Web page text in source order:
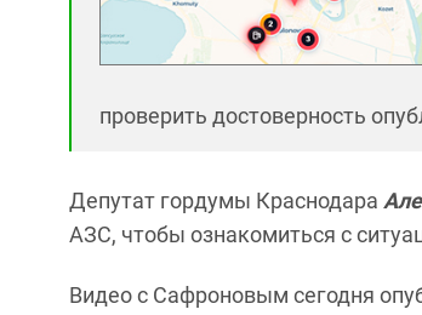
проверить достоверность
Депутат гордумы Краснодара
АЗС, чтобы ознакомиться с
Видео с Сафроновым сегодня